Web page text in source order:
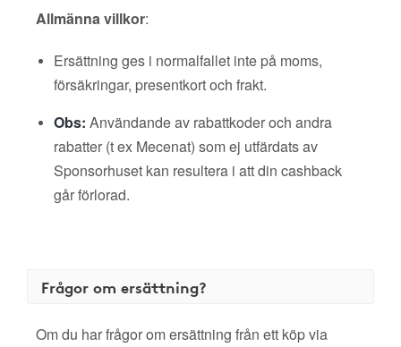
Allmänna villkor:
Ersättning ges i normalfallet inte på moms,
försäkringar, presentkort och frakt.
Obs: Användande av rabattkoder och andra
rabatter (t ex Mecenat) som ej utfärdats av
Sponsorhuset kan resultera i att din cashback
går förlorad.
Frågor om ersättning?
Om du har frågor om ersättning från ett köp via